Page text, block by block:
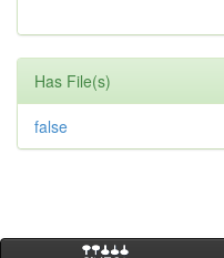
Has File(s)
false